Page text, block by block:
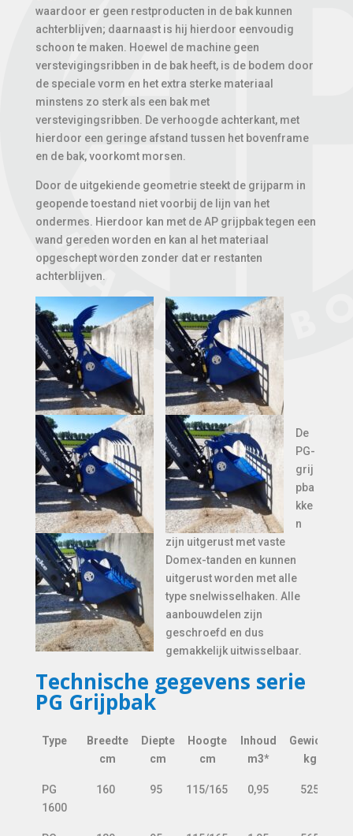
waardoor er geen restproducten in de bak kunnen
achterblijven; daarnaast is hij hierdoor eenvoudig
schoon te maken. Hoewel de machine geen
verstevigingsribben in de bak heeft, is de bodem door
de speciale vorm en het extra sterke materiaal
minstens zo sterk als een bak met
verstevigingsribben. De verhoogde achterkant, met
hierdoor een geringe afstand tussen het bovenframe
en de bak, voorkomt morsen.
Door de uitgekiende geometrie steekt de grijparm in
geopende toestand niet voorbij de lijn van het
ondermes. Hierdoor kan met de AP grijpbak tegen een
wand gereden worden en kan al het materiaal
opgeschept worden zonder dat er restanten
achterblijven.
De
PG-
grij
pba
kke
n
zijn uitgerust met vaste
Domex-tanden en kunnen
uitgerust worden met alle
type snelwisselhaken. Alle
aanbouwdelen zijn
geschroefd en dus
gemakkelijk uitwisselbaar.
Technische gegevens serie
PG Grijpbak
Type
Breedte
cm
Diepte
cm
Hoogte
cm
Inhoud
m3*
Gewicht
kg
Type
Breedte
Diepte
Hoogte
Inhoud
Gewicht
PG
1600
160 95 115/165 0,95 525